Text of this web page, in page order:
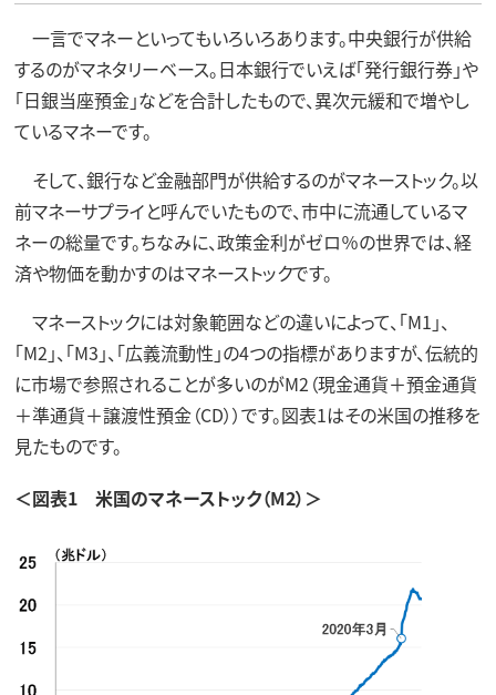
一言でマネーといってもいろいろあります。中央銀行が供給
するのがマネタリーベース。日本銀行でいえば「発行銀行券」や
「日銀当座預金」などを合計したもので、異次元緩和で増やし
ているマネーです。
そして、銀行など金融部門が供給するのがマネーストック。以
前マネーサプライと呼んでいたもので、市中に流通しているマ
ネーの総量です。ちなみに、政策金利がゼロ％の世界では、経
済や物価を動かすのはマネーストックです。
マネーストックには対象範囲などの違いによって、「M1」、
「M2」、「M3」、「広義流動性」の4つの指標がありますが、伝統的
に市場で参照されることが多いのがM2（現金通貨＋預金通貨
＋準通貨＋譲渡性預金（CD））です。図表1はその米国の推移を
見たものです。
＜図表1 米国のマネーストック（M2）＞